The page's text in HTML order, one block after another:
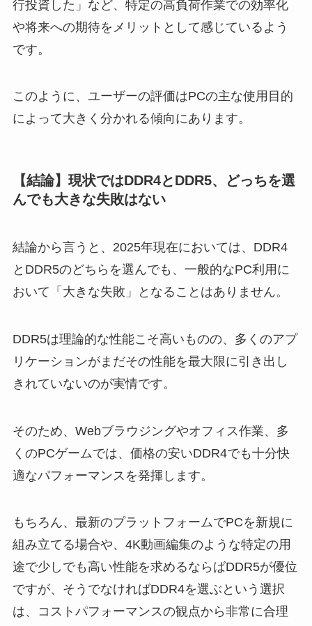
行投資した」など、特定の高負荷作業での効率化
や将来への期待をメリットとして感じているよう
です。
このように、ユーザーの評価はPCの主な使用目的
によって大きく分かれる傾向にあります。
【結論】現状ではDDR4とDDR5、どっちを選
んでも大きな失敗はない
結論から言うと、2025年現在においては、DDR4
とDDR5のどちらを選んでも、一般的なPC利用に
おいて「大きな失敗」となることはありません。
DDR5は理論的な性能こそ高いものの、多くのアプ
リケーションがまだその性能を最大限に引き出し
きれていないのが実情です。
そのため、Webブラウジングやオフィス作業、多
くのPCゲームでは、価格の安いDDR4でも十分快
適なパフォーマンスを発揮します。
もちろん、最新のプラットフォームでPCを新規に
組み立てる場合や、4K動画編集のような特定の用
途で少しでも高い性能を求めるならばDDR5が優位
ですが、そうでなければDDR4を選ぶという選択
は、コストパフォーマンスの観点から非常に合理